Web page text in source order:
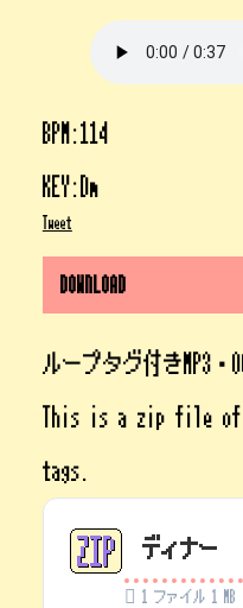
BPM:114
KEY:Dm
Tweet
DOWNLOAD
ループタグ付きMP3・
This is a zip file of
tags.
ディナー
1 ファイル 1 MB